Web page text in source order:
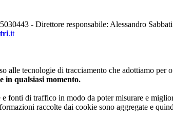
- Direttore responsabile: Alessandro
.it
alle tecnologie di tracciamento che adottiamo
in qualsiasi momento.
fonti di traffico in modo da poter misurare e
raccolte dai cookie sono aggregate e